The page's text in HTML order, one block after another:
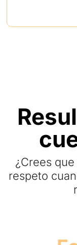
¿Crees
respeto